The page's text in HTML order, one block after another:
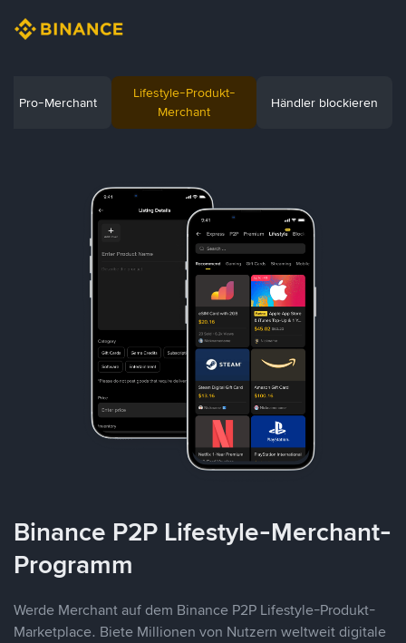
Pro-Merchant
Lifestyle-Produkt-
Merchant
Händler blockieren
Binance P2P Lifestyle-Merchant-
Programm
Werde Merchant auf dem Binance P2P Lifestyle-Produkt-
Marketplace. Biete Millionen von Nutzern weltweit digitale